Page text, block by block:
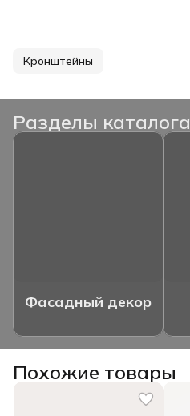
Кронштейны
Разделы каталога
Фасадный декор
Похожие товары